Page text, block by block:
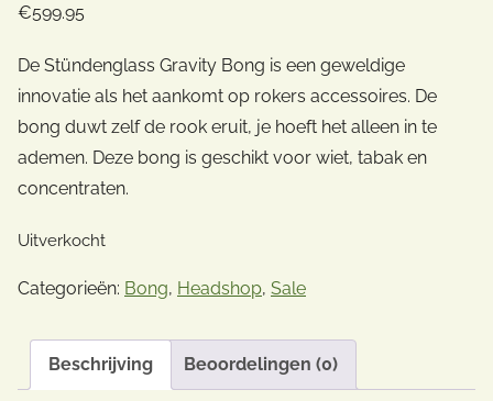
€599.95
De Stündenglass Gravity Bong is een geweldige
innovatie als het aankomt op rokers accessoires. De
bong duwt zelf de rook eruit, je hoeft het alleen in te
ademen. Deze bong is geschikt voor wiet, tabak en
concentraten.
Uitverkocht
Categorieën: Bong, Headshop, Sale
Beschrijving Beoordelingen (0)